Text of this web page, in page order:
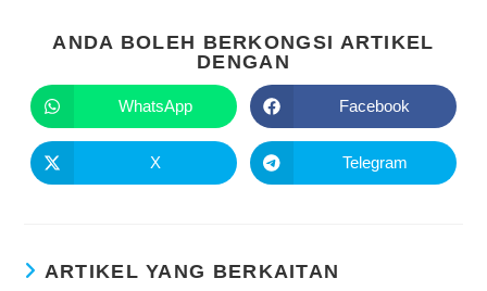
ANDA BOLEH BERKONGSI ARTIKEL
DENGAN
WhatsApp Facebook
X Telegram
ARTIKEL YANG BERKAITAN